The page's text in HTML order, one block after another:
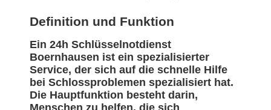
Definition und Funktion
Ein 24h Schlüsselnotdienst
Boernhausen ist ein spezialisierter
Service, der sich auf die schnelle Hilfe
bei Schlossproblemen spezialisiert hat.
Die Hauptfunktion besteht darin,